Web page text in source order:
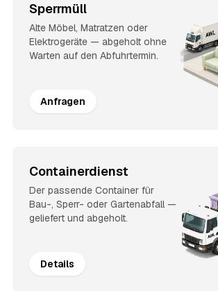
Sperrmüll
Alte Möbel, Matratzen oder
Elektrogeräte — abgeholt ohne
Warten auf den Abfuhrtermin.
Anfragen
Containerdienst
Der passende Container für
Bau-, Sperr- oder Gartenabfall —
geliefert und abgeholt.
Details